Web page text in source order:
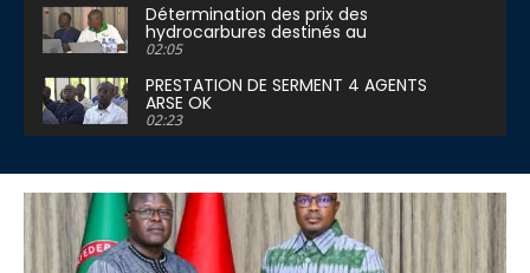
Détermination des prix des
hydrocarbures destinés au
fonctionnement des centrales
02:05
PRESTATION DE SERMENT 4 AGENTS
ARSE OK
02:23
de sensibilisation des journalistes sur
la régulation du secte
02:24
Le Burkina Faso produit 51% de
l’énergie pour sa consommation
03:30